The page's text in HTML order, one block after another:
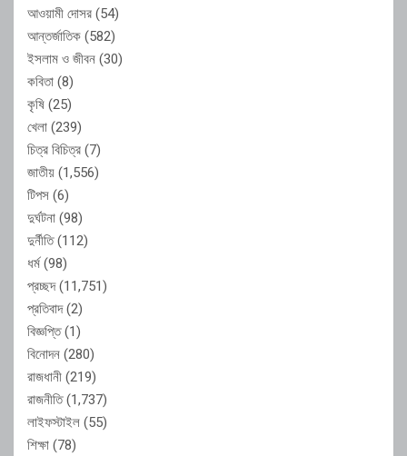
আওয়ামী দোসর (54)
আন্তর্জাতিক (582)
ইসলাম ও জীবন (30)
কবিতা (8)
কৃষি (25)
খেলা (239)
চিত্র বিচিত্র (7)
জাতীয় (1,556)
টিপস (6)
দুর্ঘটনা (98)
দুর্নীতি(112)
ধর্ম(98)
প্রচ্ছদ(11,751)
প্রতিবাদ(2)
বিজ্ঞপ্তি(1)
বিনোদন (280)
রাজধানী (219)
রাজনীতি(1,737)
লাইফস্টাইল (55)
শিক্ষা (78)